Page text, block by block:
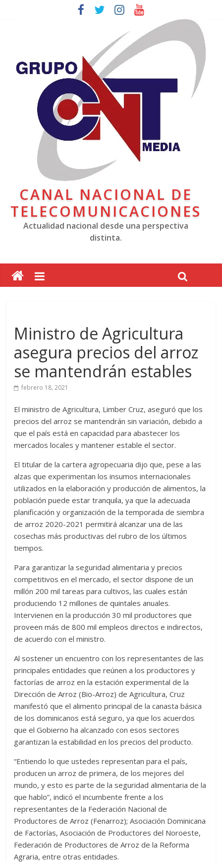
CANAL NACIONAL DE
TELECOMUNICACIONES
Actualidad nacional desde una perspectiva
distinta.
Ministro de Agricultura
asegura precios del arroz
se mantendrán estables
febrero 18, 2021
El ministro de Agricultura, Limber Cruz, aseguró que los
precios del arroz se mantendrán sin variación, debido a
que el país está en capacidad para abastecer los
mercados locales y mantener estable el sector.
El titular de la cartera agropecuaria dijo que, pese a las
alzas que experimentan los insumos internacionales
utilizados en la elaboración y producción de alimentos, la
población puede estar tranquila, ya que la adecuada
planificación y organización de la temporada de siembra
de arroz 2020-2021 permitirá alcanzar una de las
cosechas más productivas del rubro de los últimos
tiempos.
Para garantizar la seguridad alimentaria y precios
competitivos en el mercado, el sector dispone de un
millón 200 mil tareas para cultivos, las cuales están
produciendo 12 millones de quintales anuales.
Intervienen en la producción 30 mil productores que
proveen más de 800 mil empleos directos e indirectos,
de acuerdo con el ministro.
Al sostener un encuentro con los representantes de las
principales entidades que reúnen a los productores y
factorías de arroz en la estación experimental de la
Dirección de Arroz (Bio-Arroz) de Agricultura, Cruz
manifestó que el alimento principal de la canasta básica
de los dominicanos está seguro, ya que los acuerdos
que el Gobierno ha alcanzado con esos sectores
garantizan la estabilidad en los precios del producto.
“Entiendo lo que ustedes representan para el país,
producen un arroz de primera, de los mejores del
mundo, y esto es parte de la seguridad alimentaria de la
que hablo”, indicó el incumbente frente a los
representantes de la Federación Nacional de
Productores de Arroz (Fenarroz); Asociación Dominicana
de Factorías, Asociación de Productores del Noroeste,
Federación de Productores de Arroz de la Reforma
Agraria, entre otras entidades.